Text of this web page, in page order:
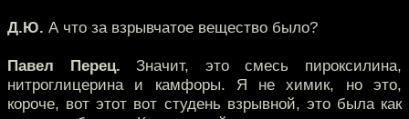
Д.Ю. А что за взрывчатое вещество было?
Павел Перец. Значит, это смесь пироксилина,
нитроглицерина и камфоры. Я не химик, но это,
короче, вот этот вот студень взрывной, это была как